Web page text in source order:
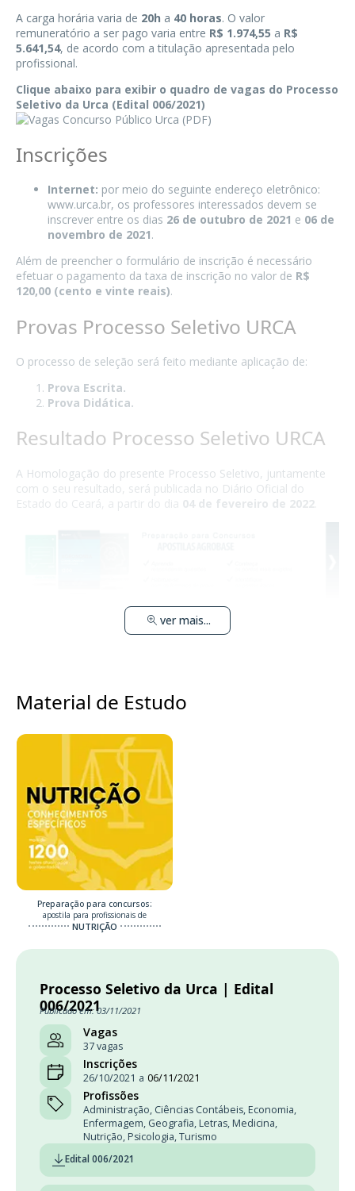
A carga horária varia de 20h a 40 horas. O valor
remuneratório a ser pago varia entre R$ 1.974,55 a R$
5.641,54, de acordo com a titulação apresentada pelo
profissional.
Clique abaixo para exibir o quadro de vagas do Processo
Seletivo da Urca (Edital 006/2021)
Inscrições
Internet: por meio do seguinte endereço eletrônico:
www.urca.br, os professores interessados devem se
inscrever entre os dias 26 de outubro de 2021 e 06 de
novembro de 2021.
Além de preencher o formulário de inscrição é necessário
efetuar o pagamento da taxa de inscrição no valor de R$
120,00 (cento e vinte reais).
Provas Processo Seletivo URCA
O processo de seleção será feito mediante aplicação de:
Prova Escrita.
Prova Didática.
Resultado Processo Seletivo URCA
A Homologação do presente Processo Seletivo, juntamente
com o seu resultado, será publicada no Diário Oficial do
Estado do Ceará, a partir do dia 04 de fevereiro de 2022
ver mais...
Material de Estudo
Preparação para concursos:
apostila para profissionais de
NUTRIÇÃO
Processo Seletivo da Urca | Edital
006/2021
Publicado em: 03/11/2021
Vagas
37 vagas
Inscrições
26/10/2021 a 06/11/2021
Profissões
Administração, Ciências Contábeis, Economia,
Enfermagem, Geografia, Letras, Medicina,
Nutrição, Psicologia,Turismo
Edital 006/2021